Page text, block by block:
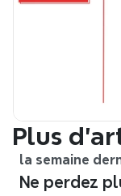
Plus
la semaine
Ne perdez